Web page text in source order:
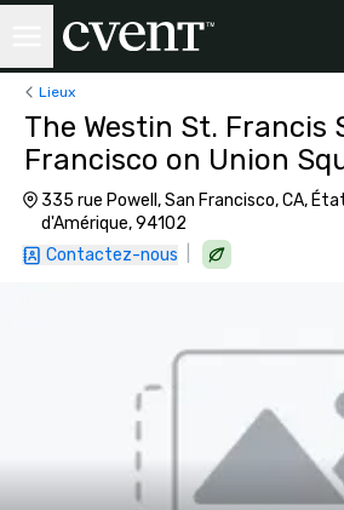
Lieux
The Westin St. Francis
Francisco on Union
335 rue Powell, San Francisco, CA,
d'Amérique, 94102
Contactez-nous